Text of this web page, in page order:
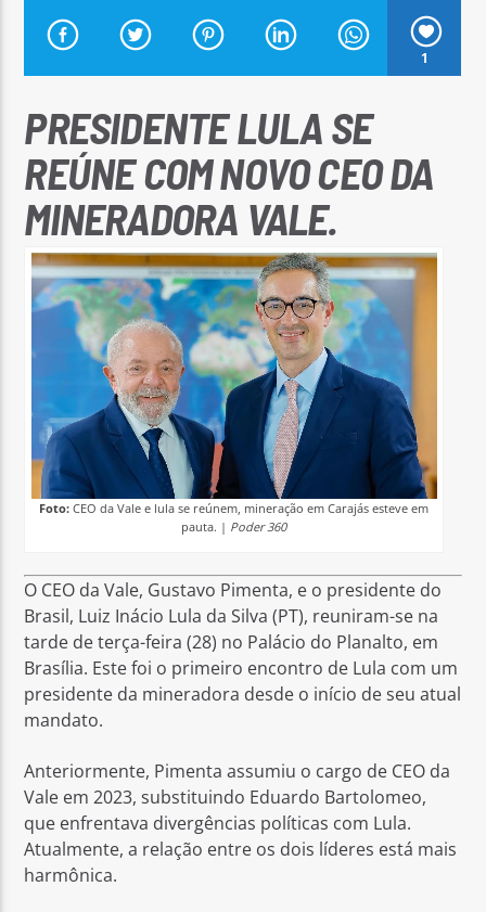
Arara Azul FM
1
PRESIDENTE LULA SE
REÚNE COM NOVO CEO DA
MINERADORA VALE.
Foto: CEO da Vale e lula se reúnem, mineração em Carajás esteve em
pauta. | Poder 360
O CEO da Vale, Gustavo Pimenta, e o presidente do
Brasil, Luiz Inácio Lula da Silva (PT), reuniram-se na
tarde de terça-feira (28) no Palácio do Planalto, em
Brasília. Este foi o primeiro encontro de Lula com um
presidente da mineradora desde o início de seu atual
mandato.
Anteriormente, Pimenta assumiu o cargo de CEO da
Vale em 2023, substituindo Eduardo Bartolomeo,
que enfrentava divergências políticas com Lula.
Atualmente, a relação entre os dois líderes está mais
harmônica.